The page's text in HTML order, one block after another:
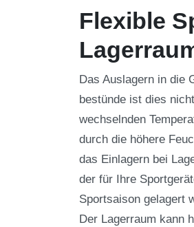
Flexible
Das Auslagern in die
bestünde ist dies
wechselnden
durch die höhere
das Einlagern bei
der für Ihre
Sportsaison gelagert
Der Lagerraum kann